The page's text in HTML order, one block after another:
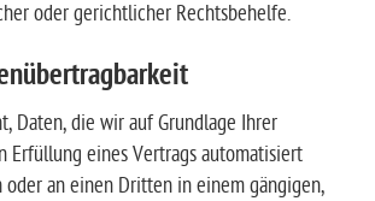
oder gerichtlicher Rechtsbehelfe.
Daten, die wir auf Grundlage Ihrer
Erfüllung eines Vertrags automatisiert
oder an einen Dritten in einem gängigen,